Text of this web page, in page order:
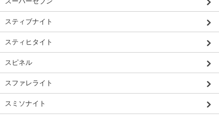
スティブナイト
スティヒタイト
スピネル
スファレライト
スミソナイト